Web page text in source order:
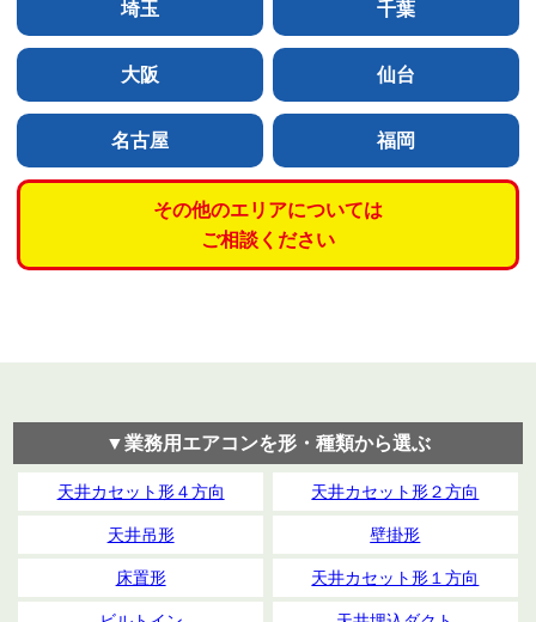
埼玉 千葉
大阪 仙台
名古屋 福岡
その他のエリアについては
ご相談ください
▼業務用エアコンを形・種類から選ぶ
天井カセット形４方向 天井カセット形２方向
天井吊形 壁掛形
床置形 天井カセット形１方向